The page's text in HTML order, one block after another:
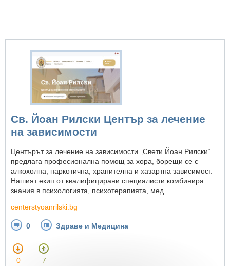
Св. Йоан Рилски Център за лечение
на зависимости
Центърът за лечение на зависимости „Свети Йоан Рилски“
предлага професионална помощ за хора, борещи се с
алкохолна, наркотична, хранителна и хазартна зависимост.
Нашият екип от квалифицирани специалисти комбинира
знания в психологията, психотерапията, мед
centerstyoanrilski.bg
0 Здраве и Медицина
0 7